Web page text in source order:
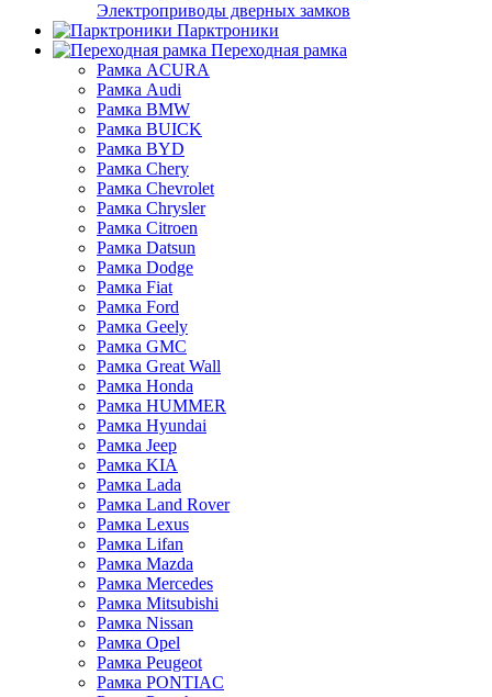
Электроприводы дверных замков
Парктроники
Переходная рамка
Рамка ACURA
Рамка Audi
Рамка BMW
Рамка BUICK
Рамка BYD
Рамка Chery
Рамка Chevrolet
Рамка Chrysler
Рамка Citroen
Рамка Datsun
Рамка Dodge
Рамка Fiat
Рамка Ford
Рамка Geely
Рамка GMC
Рамка Great Wall
Рамка Honda
Рамка HUMMER
Рамка Hyundai
Рамка Jeep
Рамка KIA
Рамка Lada
Рамка Land Rover
Рамка Lexus
Рамка Lifan
Рамка Mazda
Рамка Mercedes
Рамка Mitsubishi
Рамка Nissan
Рамка Opel
Рамка Peugeot
Рамка PONTIAC